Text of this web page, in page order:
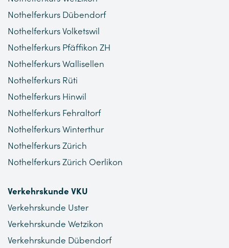
Nothelferkurs Dübendorf
Nothelferkurs Volketswil
Nothelferkurs Pfäffikon ZH
Nothelferkurs Wallisellen
Nothelferkurs Rüti
Nothelferkurs Hinwil
Nothelferkurs Fehraltorf
Nothelferkurs Winterthur
Nothelferkurs Zürich
Nothelferkurs Zürich Oerlikon
Verkehrskunde VKU
Verkehrskunde Uster
Verkehrskunde Wetzikon
Verkehrskunde Dübendorf